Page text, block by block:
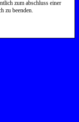
zum abschluss einer
zu beenden.